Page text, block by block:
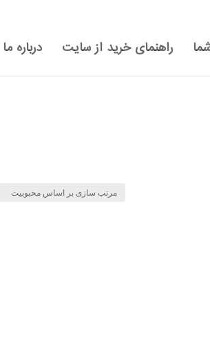
راهنمای خرید از سایت درباره ما